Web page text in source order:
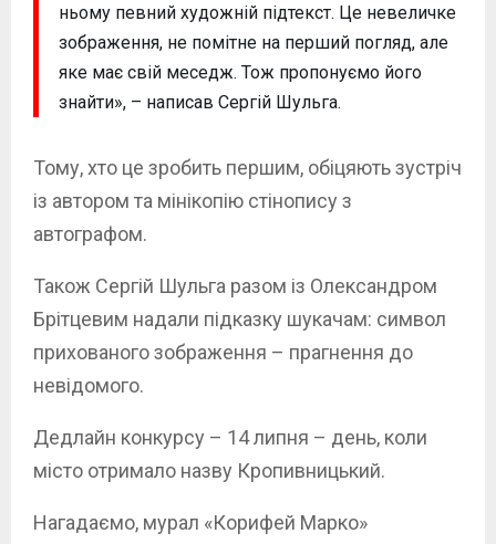
ньому певний художній підтекст. Це невеличке
зображення, не помітне на перший погляд, але
яке має свій меседж. Тож пропонуємо його
знайти», – написав Сергій Шульга.
Тому, хто це зробить першим, обіцяють зустріч
із автором та мінікопію стінопису з
автографом.
Також Сергій Шульга разом із Олександром
Брітцевим надали підказку шукачам: символ
прихованого зображення – прагнення до
невідомого.
Дедлайн конкурсу – 14 липня – день, коли
місто отримало назву Кропивницький.
Нагадаємо, мурал «Корифей Марко»